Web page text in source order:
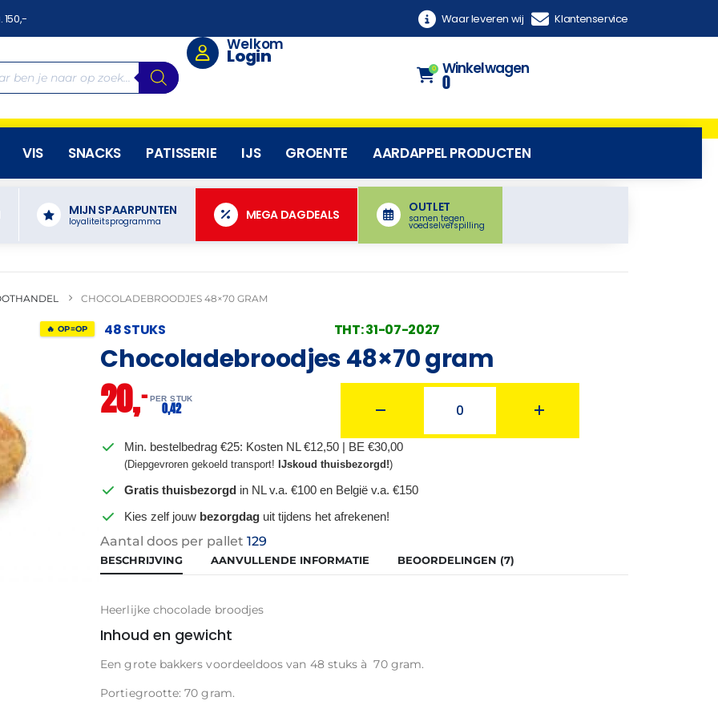
150,- Waar leveren wij Klantenservice
Welkom
Login
0 Winkelwagen
0
VIS SNACKS PATISSERIE IJS GROENTE AARDAPPEL PRODUCTEN
MIJN SPAARPUNTEN
loyaliteitsprogramma MEGA DAGDEALS
OUTLET
samen tegen
voedselverspilling
CHOCOLADEBROODJES 48×70 GRAM
🔥 OP=OP 48 STUKS THT: 31-07-2027
Chocoladebroodjes 48×70 gram
20,– PER STUK
0,42
Min. bestelbedrag €25: Kosten NL €12,50 | BE €30,00
(Diepgevroren gekoeld transport!IJskoud thuisbezorgd!)
Gratis thuisbezorgd in NL v.a. €100 en België v.a. €150
Kies zelf jouw bezorgdag uit tijdens het afrekenen!
Aantal doos per pallet129
BESCHRIJVING AANVULLENDE INFORMATIE BEOORDELINGEN (7)
Heerlijke chocolade broodjes
Inhoud en gewicht
Een grote bakkers voordeeldoos van 48 stuks à 70 gram.
Portiegrootte: 70 gram.